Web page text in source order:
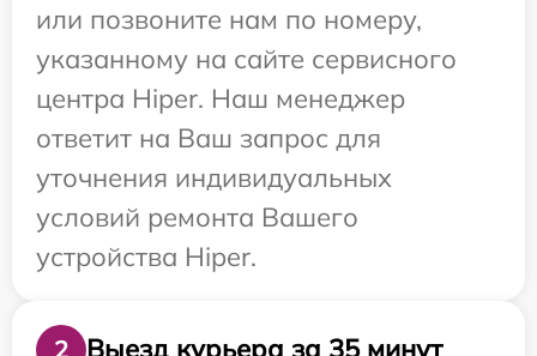
или позвоните нам по номеру,
указанному на сайте сервисного
центра Hiper. Наш менеджер
ответит на Ваш запрос для
уточнения индивидуальных
условий ремонта Вашего
устройства Hiper.
2 Выезд курьера за 35 минут